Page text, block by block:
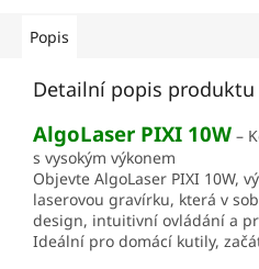
Popis
Detailní popis produktu
AlgoLaser PIXI 10W –
s vysokým výkonem
Objevte AlgoLaser PIXI 10W,
laserovou gravírku, která v
design, intuitivní ovládání a
Ideální pro domácí kutily,